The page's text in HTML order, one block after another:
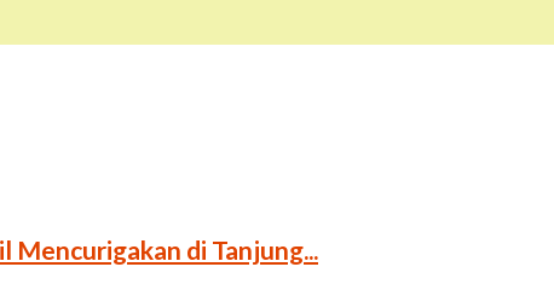
Mencurigakan di Tanjung...